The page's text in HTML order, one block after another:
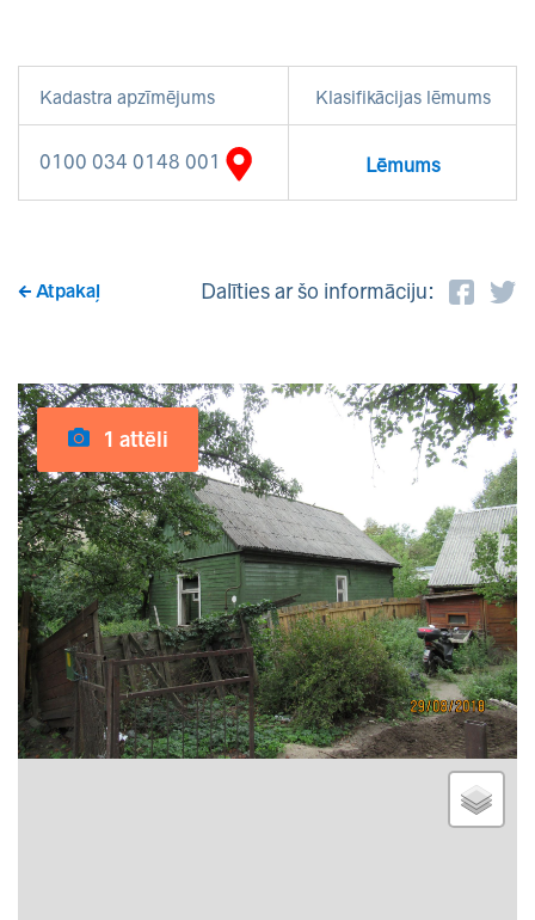
Kadastra apzīmējums Klasifikācijas lēmums
0100 034 0148 001 Lēmums
Atpakaļ Dalīties ar šo informāciju:
1 attēli